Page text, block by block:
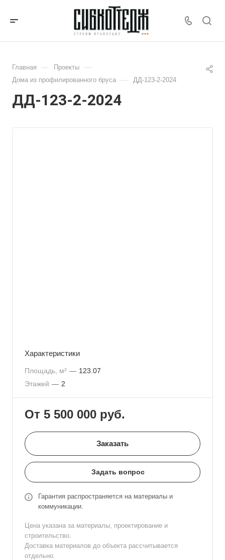
Главная — Проекты —
Дома из профилированного бруса — ДД-123-2-2024
ДД-123-2-2024
Характеристики
Площадь, м² — 123.07
Этажей — 2
От 5 500 000 руб.
Заказать
Задать вопрос
Гарантия распространяется на материалы и
коммуникации.
Цена указана за материалы, проектирование и
строительство.
Доставка материалов до объекта рассчитывается
отдельно.